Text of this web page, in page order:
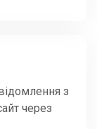
з
через